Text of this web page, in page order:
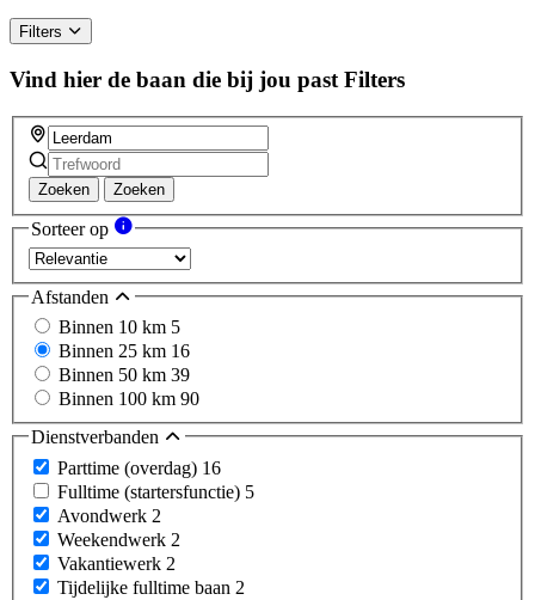
ignore
this
field
Filters
Vind hier de baan die bij jou past Filters
Zoeken Zoeken
Sorteer op
Afstanden
Binnen 10 km 5
Binnen 25 km 16
Binnen 50 km 39
Binnen 100 km 90
Dienstverbanden
Parttime (overdag) 16
Fulltime (startersfunctie) 5
Avondwerk 2
Weekendwerk 2
Vakantiewerk 2
Tijdelijke fulltime baan 2